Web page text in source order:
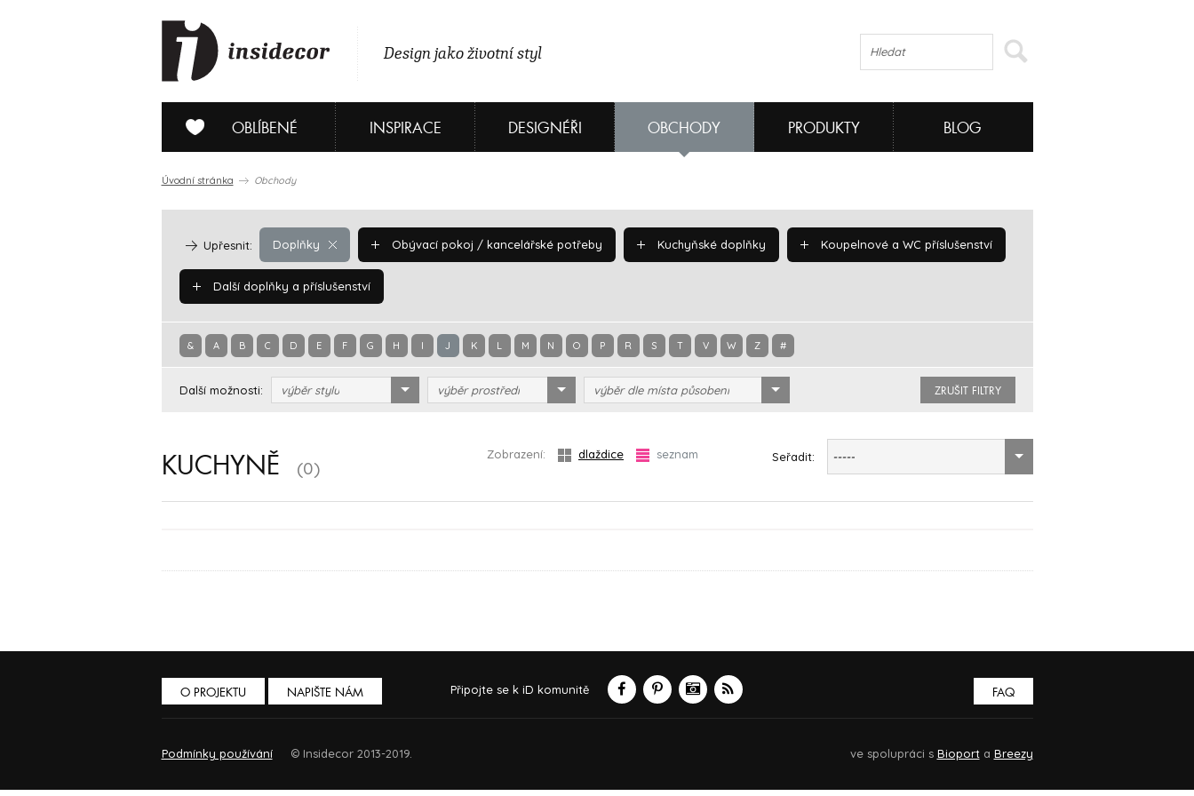
Design jako životní styl
OBLÍBENÉ INSPIRACE DESIGNÉŘI OBCHODY PRODUKTY BLOG
Úvodní stránka Obchody
Doplňky
Upřesnit: Obývací pokoj / kancelářské potřeby Kuchyňské doplňky Koupelnové a WC příslušenství
Další doplňky a příslušenství
& A B C D E F G H I J K L M N O P R S T V W Z #
Další možnosti: výběr stylu výběr prostředí výběr dle místa působení ZRUŠIT FILTRY
KUCHYNĚ (0)
Zobrazení: dlaždice seznam Seřadit: -----
O PROJEKTU NAPIŠTE NÁM Připojte se k iD komunitě FAQ
Podmínky používání © Insidecor 2013-2019. ve spolupráci s Bioporta Breezy